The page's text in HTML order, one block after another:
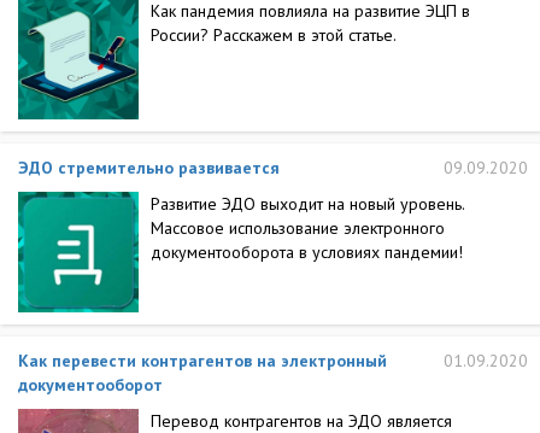
Как пандемия повлияла на развитие ЭЦП в
России? Расскажем в этой статье.
09.09.2020
ЭДО стремительно развивается
Развитие ЭДО выходит на новый уровень.
Массовое использование электронного
документооборота в условиях пандемии!
01.09.2020
Как перевести контрагентов на электронный
документооборот
Перевод контрагентов на ЭДО является